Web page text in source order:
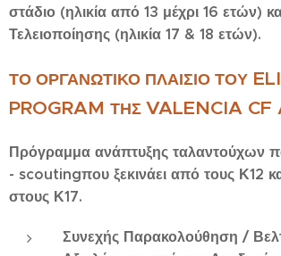
στάδιο (ηλικία από 13 μέχρι 16 ετών)
Τελειοποίησης (ηλικία 17 & 18 ετών).
ΤΟ ΟΡΓΑΝΩΤΙΚΟ ΠΛΑΙΣΙΟ ΤΟΥ
PROGRAM ΤΗΣ VALENCIA CF
Πρόγραμμα ανάπτυξης ταλαντούχων
- scoutingπου ξεκινάει από τους Κ12
στους Κ17.
Συνεχής Παρακολούθηση /